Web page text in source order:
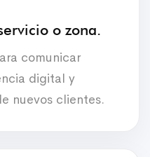
o zona.
comunicar
digital y
nuevos clientes.